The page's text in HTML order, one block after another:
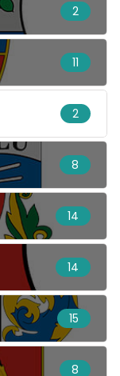
2
11
2
8
14
14
15
8